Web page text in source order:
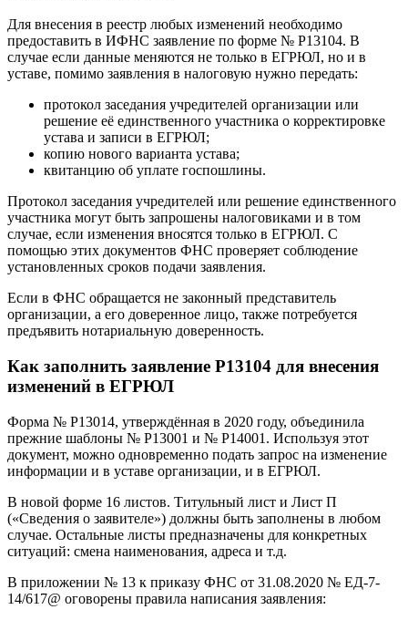
Для внесения в реестр любых изменений необходимо
предоставить в ИФНС заявление по форме № Р13104. В
случае если данные меняются не только в ЕГРЮЛ, но и в
уставе, помимо заявления в налоговую нужно передать:
протокол заседания учредителей организации или
решение её единственного участника о корректировке
устава и записи в ЕГРЮЛ;
копию нового варианта устава;
квитанцию об уплате госпошлины.
Протокол заседания учредителей или решение единственного
участника могут быть запрошены налоговиками и в том
случае, если изменения вносятся только в ЕГРЮЛ. С
помощью этих документов ФНС проверяет соблюдение
установленных сроков подачи заявления.
Если в ФНС обращается не законный представитель
организации, а его доверенное лицо, также потребуется
предъявить нотариальную доверенность.
Как заполнить заявление Р13104 для внесения
изменений в ЕГРЮЛ
Форма № Р13014, утверждённая в 2020 году, объединила
прежние шаблоны № Р13001 и № Р14001. Используя этот
документ, можно одновременно подать запрос на изменение
информации и в уставе организации, и в ЕГРЮЛ.
В новой форме 16 листов. Титульный лист и Лист П
(«Сведения о заявителе») должны быть заполнены в любом
случае. Остальные листы предназначены для конкретных
ситуаций: смена наименования, адреса и т.д.
В приложении № 13 к приказу ФНС от 31.08.2020 № ЕД-7-
14/617@ оговорены правила написания заявления: